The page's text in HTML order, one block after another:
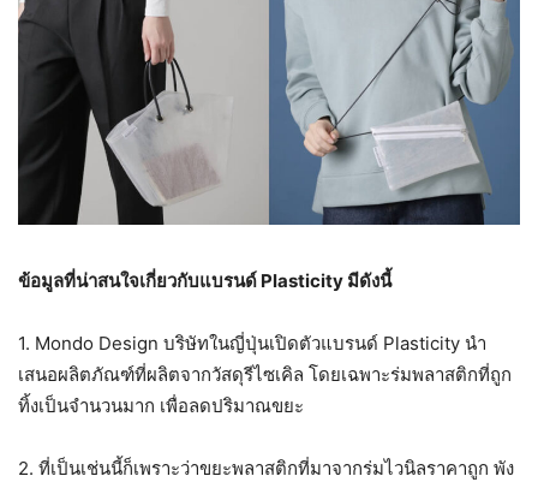
ข้อมูลที่น่าสนใจเกี่ยวกับแบรนด์ Plasticity มีดังนี้
1. Mondo Design บริษัทในญี่ปุ่นเปิดตัวแบรนด์ Plasticity นำ
เสนอผลิตภัณฑ์ที่ผลิตจากวัสดุรีไซเคิล โดยเฉพาะร่มพลาสติกที่ถูก
ทิ้งเป็นจำนวนมาก เพื่อลดปริมาณขยะ
2. ที่เป็นเช่นนี้ก็เพราะว่าขยะพลาสติกที่มาจากร่มไวนิลราคาถูก พัง